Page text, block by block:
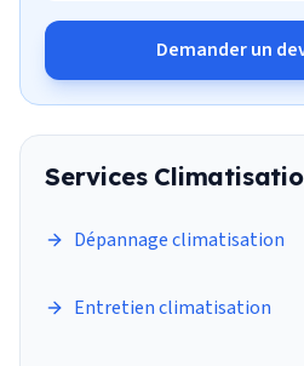
Demander un
Services
Dépannage climatisation
Entretien climatisation